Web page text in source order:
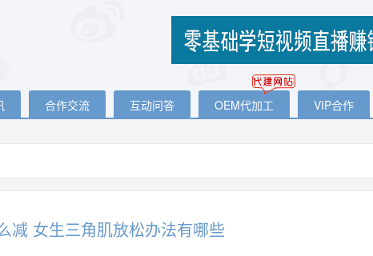
合作交流 互动问答 OEM代加工 VIP合作
减 女生三角肌放松办法有哪些